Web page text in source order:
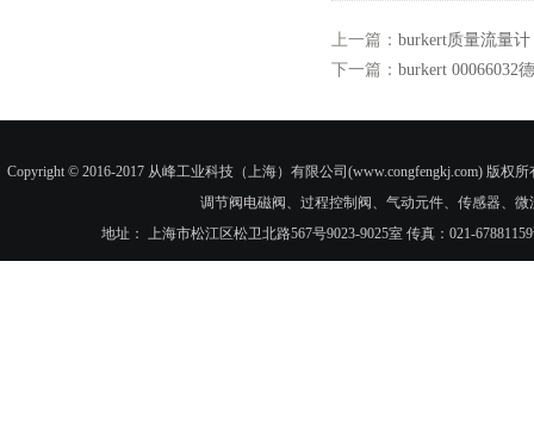
上一篇： burkert质量流量计
下一篇： burkert 00066032
Copyright © 2016-2017 从峰工业科技（上海）有限公司(www.congfengkj.com) 版权
调节阀电磁阀、过程控制阀、气动元件、传感器、
地址： 上海市松江区松卫北路567号9023-9025室 传真：021-